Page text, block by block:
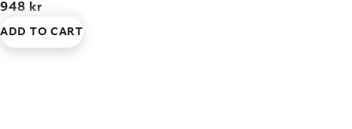
948 kr
ADD TO CART